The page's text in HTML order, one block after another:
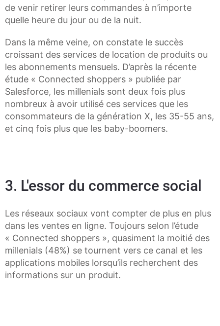
de venir retirer leurs commandes à n’importe
quelle heure du jour ou de la nuit.
Dans la même veine, on constate le succès
croissant des services de location de produits ou
les abonnements mensuels. D’après la récente
étude « Connected shoppers » publiée par
Salesforce, les millenials sont deux fois plus
nombreux à avoir utilisé ces services que les
consommateurs de la génération X, les 35-55 ans,
et cinq fois plus que les baby-boomers.
3. L'essor du commerce social
Les réseaux sociaux vont compter de plus en plus
dans les ventes en ligne. Toujours selon l’étude
« Connected shoppers », quasiment la moitié des
millenials (48%) se tournent vers ce canal et les
applications mobiles lorsqu’ils recherchent des
informations sur un produit.